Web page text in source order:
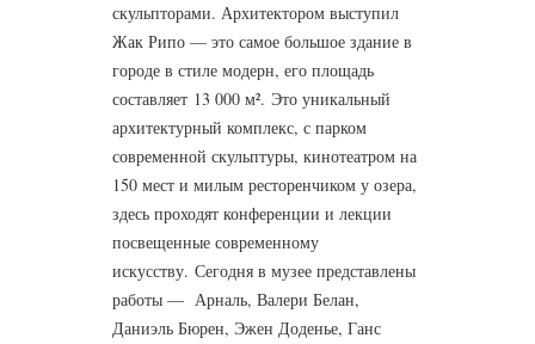
скульпторами. Архитектором выступил
Жак Рипо — это самое большое здание в
городе в стиле модерн, его площадь
составляет 13 000 м². Это уникальный
архитектурный комплекс, с парком
современной скульптуры, кинотеатром на
150 мест и милым ресторенчиком у озера,
здесь проходят конференции и лекции
посвещенные современному
искусству. Сегодня в музее представлены
работы — Арналь, Валери Белан,
Даниэль Бюрен, Эжен Доденье, Ганс